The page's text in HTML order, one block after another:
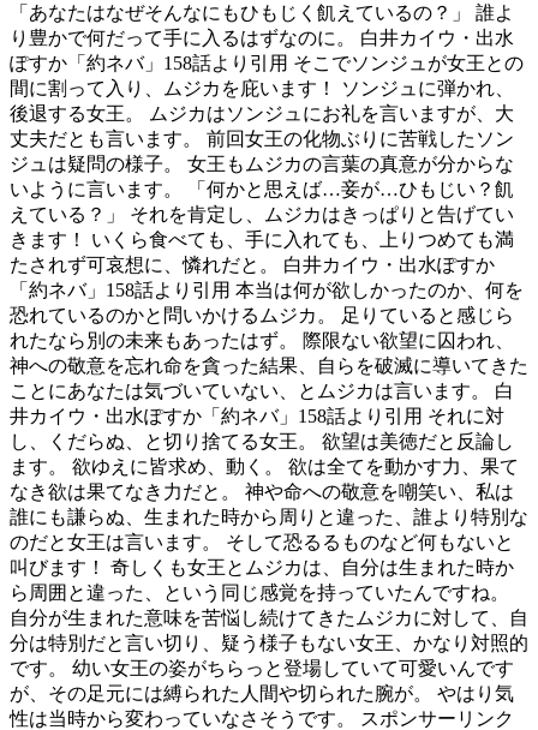
「あなたはなぜそんなにもひもじく飢えているの？」 誰よ
り豊かで何だって手に入るはずなのに。 白井カイウ・出水
ぽすか「約ネバ」158話より引用 そこでソンジュが女王との
間に割って入り、ムジカを庇います！ ソンジュに弾かれ、
後退する女王。 ムジカはソンジュにお礼を言いますが、大
丈夫だとも言います。 前回女王の化物ぶりに苦戦したソン
ジュは疑問の様子。 女王もムジカの言葉の真意が分からな
いように言います。 「何かと思えば…妾が…ひもじい？飢
えている？」 それを肯定し、ムジカはきっぱりと告げてい
きます！ いくら食べても、手に入れても、上りつめても満
たされず可哀想に、憐れだと。 白井カイウ・出水ぽすか
「約ネバ」158話より引用 本当は何が欲しかったのか、何を
恐れているのかと問いかけるムジカ。 足りていると感じら
れたなら別の未来もあったはず。 際限ない欲望に囚われ、
神への敬意を忘れ命を貪った結果、自らを破滅に導いてきた
ことにあなたは気づいていない、とムジカは言います。 白
井カイウ・出水ぽすか「約ネバ」158話より引用 それに対
し、くだらぬ、と切り捨てる女王。 欲望は美徳だと反論し
ます。 欲ゆえに皆求め、動く。 欲は全てを動かす力、果て
なき欲は果てなき力だと。 神や命への敬意を嘲笑い、私は
誰にも謙らぬ、生まれた時から周りと違った、誰より特別な
のだと女王は言います。 そして恐るるものなど何もないと
叫びます！ 奇しくも女王とムジカは、自分は生まれた時か
ら周囲と違った、という同じ感覚を持っていたんですね。
自分が生まれた意味を苦悩し続けてきたムジカに対して、自
分は特別だと言い切り、疑う様子もない女王、かなり対照的
です。 幼い女王の姿がちらっと登場していて可愛いんです
が、その足元には縛られた人間や切られた腕が。 やはり気
性は当時から変わっていなさそうです。 スポンサーリンク